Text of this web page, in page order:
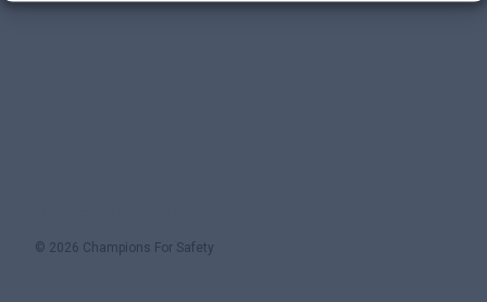
© 2026 Champions For Safety